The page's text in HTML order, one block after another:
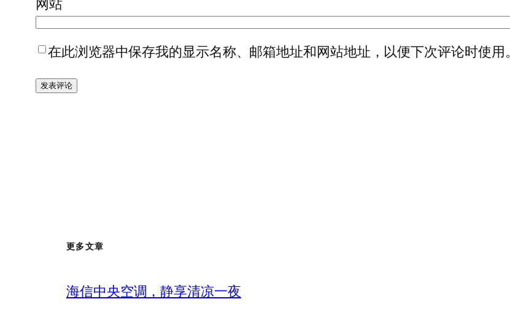
在此浏览器中保存我的显示名称、邮箱地址和网站地址，以便下次评论时使用。
更多文章
海信中央空调，静享清凉一夜